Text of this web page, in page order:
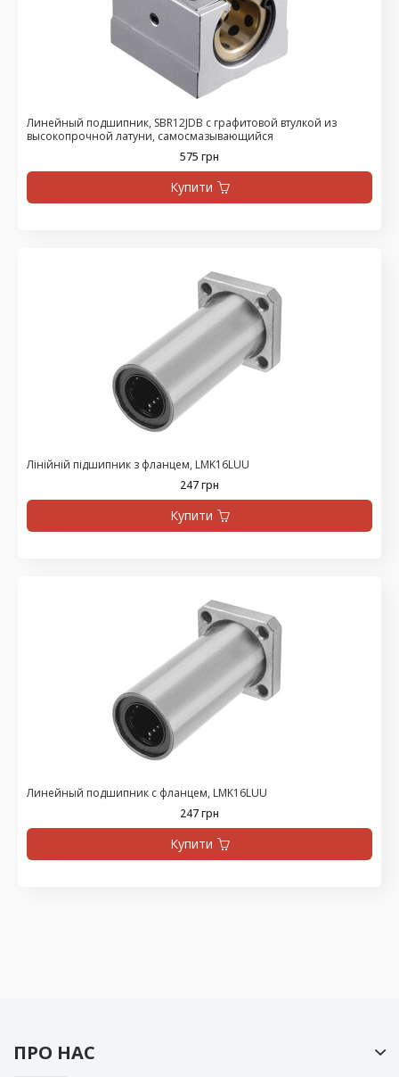
Линейный подшипник, SBR12JDB с графитовой втулкой из
высокопрочной латуни, самосмазывающийся
575 грн
Купити
Лінійній підшипник з фланцем, LMK16LUU
247 грн
Купити
Линейный подшипник с фланцем, LMK16LUU
247 грн
Купити
ПРО НАС